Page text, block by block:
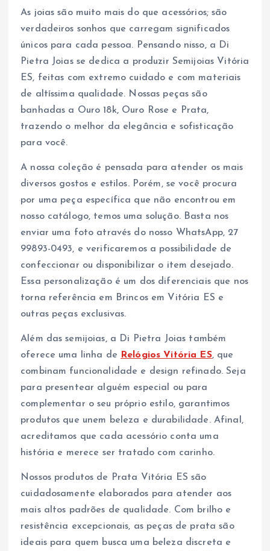
As joias são muito mais do que acessórios; são
verdadeiros sonhos que carregam significados
únicos para cada pessoa. Pensando nisso, a Di
Pietra Joias se dedica a produzir Semijoias Vitória
ES, feitas com extremo cuidado e com materiais
de altíssima qualidade. Nossas peças são
banhadas a Ouro 18k, Ouro Rose e Prata,
trazendo o melhor da elegância e sofisticação
para você.
A nossa coleção é pensada para atender os mais
diversos gostos e estilos. Porém, se você procura
por uma peça específica que não encontrou em
nosso catálogo, temos uma solução. Basta nos
enviar uma foto através do nosso WhatsApp, 27
99893-0493, e verificaremos a possibilidade de
confeccionar ou disponibilizar o item desejado.
Essa personalização é um dos diferenciais que nos
torna referência em Brincos em Vitória ES e
outras peças exclusivas.
Além das semijoias, a Di Pietra Joias também
oferece uma linha de Relógios Vitória ES, que
combinam funcionalidade e design refinado. Seja
para presentear alguém especial ou para
complementar o seu próprio estilo, garantimos
produtos que unem beleza e durabilidade. Afinal,
acreditamos que cada acessório conta uma
história e merece ser tratado com carinho.
Nossos produtos de Prata Vitória ES são
cuidadosamente elaborados para atender aos
mais altos padrões de qualidade. Com brilho e
resistência excepcionais, as peças de prata são
ideais para quem busca uma beleza discreta e